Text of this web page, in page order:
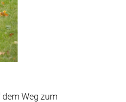
Weg zum